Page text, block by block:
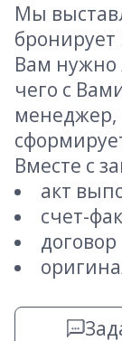
Мы
Вам нужно
чего с
менеджер,
Вместе с
акт
счет-
договор